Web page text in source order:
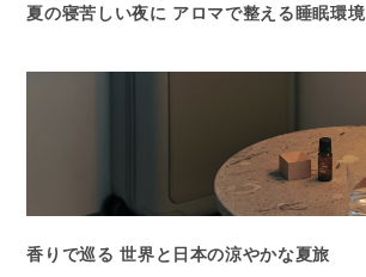
夏の寝苦しい夜に アロマで整える睡眠環境
香りで巡る 世界と日本の涼やかな夏旅